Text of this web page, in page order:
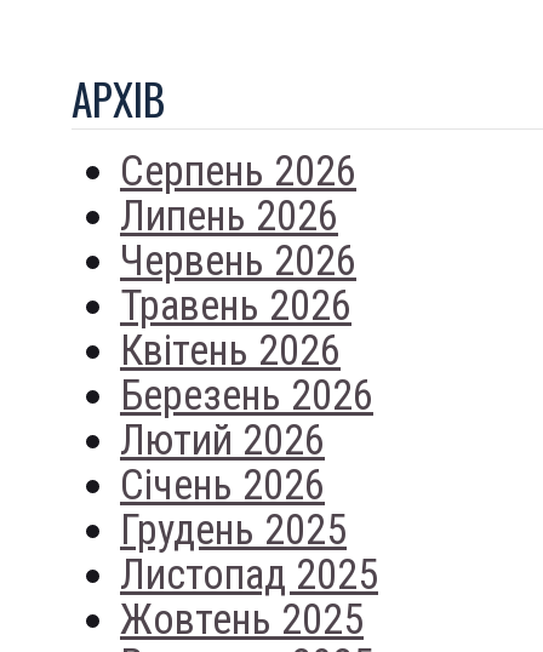
АРХIВ
Серпень 2026
Липень 2026
Червень 2026
Травень 2026
Квітень 2026
Березень 2026
Лютий 2026
Січень 2026
Грудень 2025
Листопад 2025
Жовтень 2025